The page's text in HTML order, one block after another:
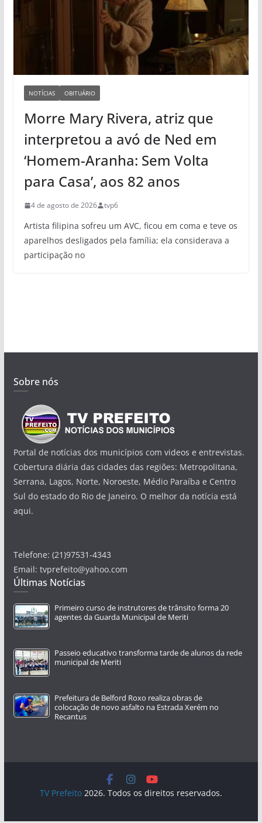
NOTÍCIAS OBITUÁRIO
Morre Mary Rivera, atriz que
interpretou a avó de Ned em
‘Homem-Aranha: Sem Volta
para Casa’, aos 82 anos
4 de agosto de 2026 tvp6
Artista filipina sofreu um AVC, ficou em coma e teve os
aparelhos desligados pela família; ela considerava a
participação no
Sobre nós
Portal de notícias dos municípios com videos e entrevistas.
Cobertura diária das cidades das regiões: Metropolitana,
Serrana, Lagos, Norte, Noroeste, Médio Paraíba e Centro
Sul do estado do Rio de Janeiro. O melhor da notícia está
aqui.
Telefone: (21)97531-4343
Email: tvprefeito@yahoo.com
Últimas Notícias
Primeiro curso de instrutores de trânsito forma 20
agentes da Guarda Municipal de Meriti
Passeio educativo transforma tarde de alunos da rede
municipal de Meriti
Prefeitura de Belford Roxo realiza obras de
colocação de novo asfalto na Estrada Xerém no
Recantus
TV Prefeito2026. Todos os direitos reservados.